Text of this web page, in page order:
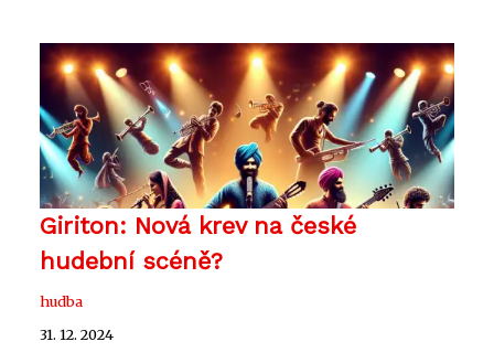
Giriton: Nová krev na české
hudební scéně?
hudba
31. 12. 2024